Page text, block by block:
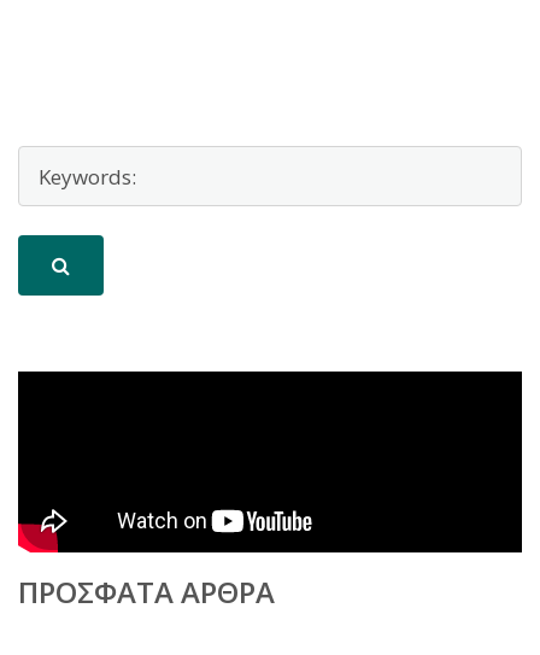
ΠΡΌΣΦΑΤΑ ΆΡΘΡΑ